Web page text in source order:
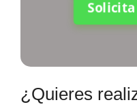
¿Quieres